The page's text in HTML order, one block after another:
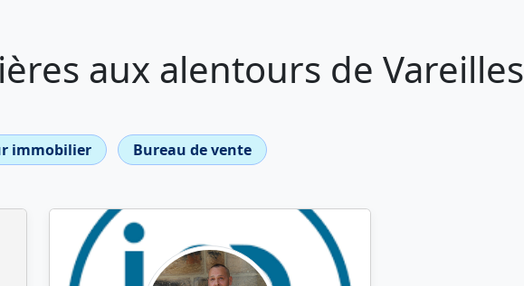
aux alentours de Vareilles
immobilier Bureau de vente